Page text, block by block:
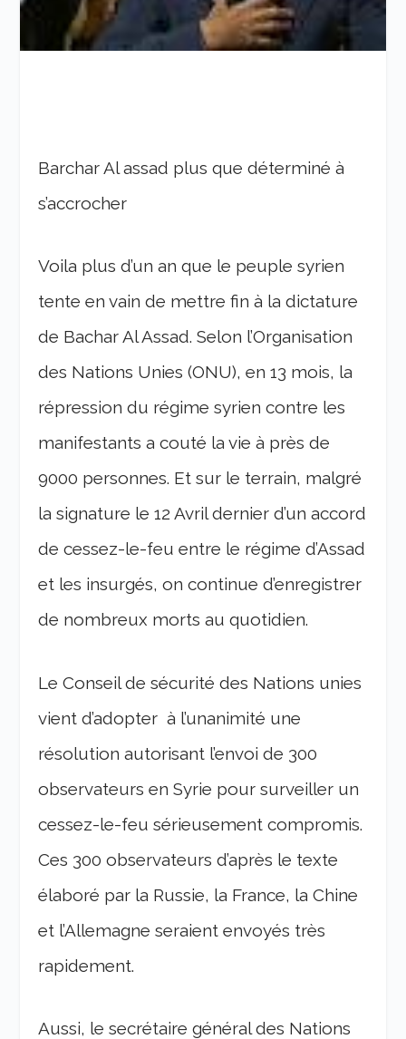
Barchar Al assad plus que déterminé à
s’accrocher
Voila plus d’un an que le peuple syrien
tente en vain de mettre fin à la dictature
de Bachar Al Assad. Selon l’Organisation
des Nations Unies (ONU), en 13 mois, la
répression du régime syrien contre les
manifestants a couté la vie à près de
9000 personnes. Et sur le terrain, malgré
la signature le 12 Avril dernier d’un accord
de cessez-le-feu entre le régime d’Assad
et les insurgés, on continue d’enregistrer
de nombreux morts au quotidien.
Le Conseil de sécurité des Nations unies
vient d’adopter à l’unanimité une
résolution autorisant l’envoi de 300
observateurs en Syrie pour surveiller un
cessez-le-feu sérieusement compromis.
Ces 300 observateurs d’après le texte
élaboré par la Russie, la France, la Chine
et l’Allemagne seraient envoyés très
rapidement.
Aussi, le secrétaire général des Nations